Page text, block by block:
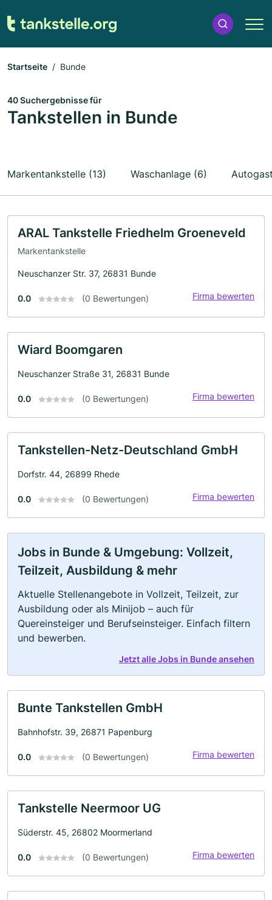
Startseite Bunde
40 Suchergebnisse für
Tankstellen in Bunde
Markentankstelle (13) Waschanlage (6)
ARAL Tankstelle Friedhelm Groeneveld
Markentankstelle
Neuschanzer Str. 37, 26831 Bunde
0.0 (0 Bewertungen) Firma bewerten
Wiard Boomgaren
Neuschanzer Straße 31, 26831 Bunde
0.0 (0 Bewertungen) Firma bewerten
Tankstellen-Netz-Deutschland GmbH
Dorfstr. 44, 26899 Rhede
0.0 (0 Bewertungen) Firma bewerten
Jobs in Bunde & Umgebung: Vollzeit,
Teilzeit, Ausbildung & mehr
Aktuelle Stellenangebote in Vollzeit, Teilzeit, zur
Ausbildung oder als Minijob – auch für
Quereinsteiger und Berufseinsteiger. Einfach filtern
und bewerben.
Jetzt alle Jobs in Bunde ansehen
Bunte Tankstellen GmbH
Bahnhofstr. 39, 26871 Papenburg
0.0 (0 Bewertungen) Firma bewerten
Tankstelle Neermoor UG
Süderstr. 45, 26802 Moormerland
0.0 (0 Bewertungen) Firma bewerten